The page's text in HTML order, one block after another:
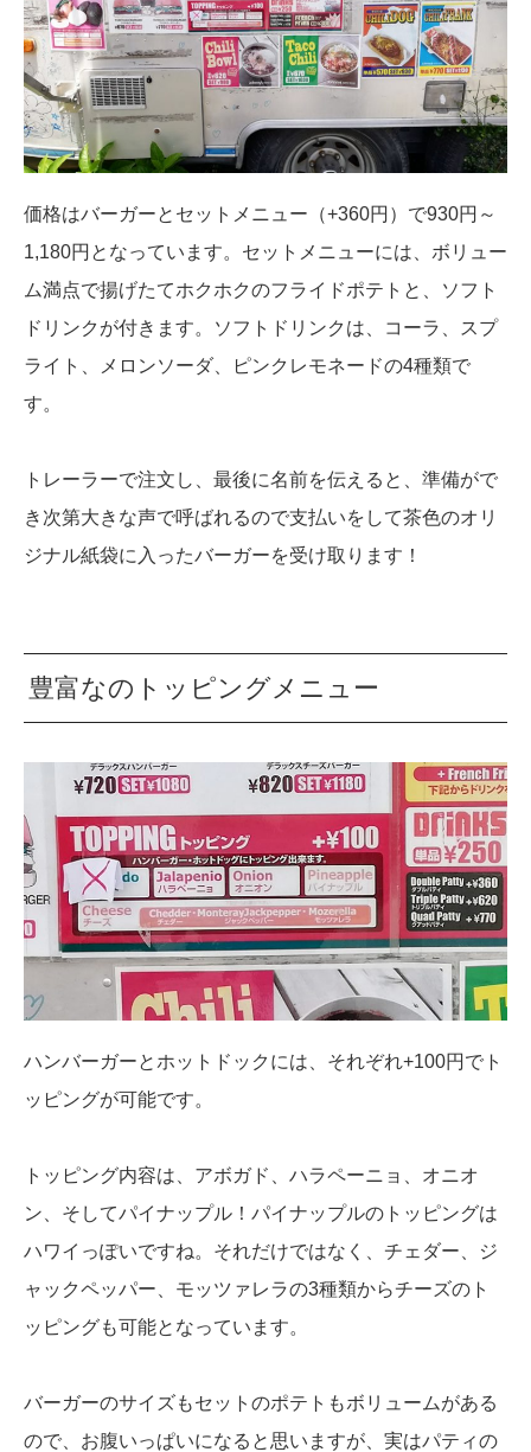
価格はバーガーとセットメニュー（+360円）で930円～
1,180円となっています。セットメニューには、ボリュー
ム満点で揚げたてホクホクのフライドポテトと、ソフト
ドリンクが付きます。ソフトドリンクは、コーラ、スプ
ライト、メロンソーダ、ピンクレモネードの4種類で
す。
トレーラーで注文し、最後に名前を伝えると、準備がで
き次第大きな声で呼ばれるので支払いをして茶色のオリ
ジナル紙袋に入ったバーガーを受け取ります！
豊富なのトッピングメニュー
ハンバーガーとホットドックには、それぞれ+100円でト
ッピングが可能です。
トッピング内容は、アボガド、ハラペーニョ、オニオ
ン、そしてパイナップル！パイナップルのトッピングは
ハワイっぽいですね。それだけではなく、チェダー、ジ
ャックペッパー、モッツァレラの3種類からチーズのト
ッピングも可能となっています。
バーガーのサイズもセットのポテトもボリュームがある
ので、お腹いっぱいになると思いますが、実はパティの